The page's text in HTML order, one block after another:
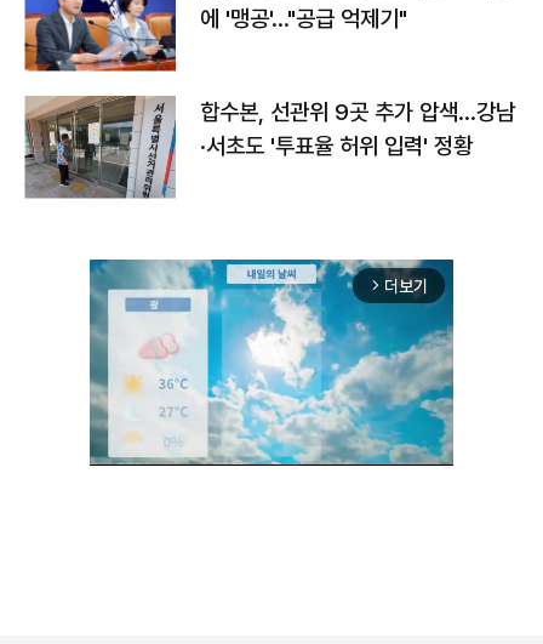
에 '맹공'…"공급 억제기"
합수본, 선관위 9곳 추가 압색…강남
·서초도 '투표율 허위 입력' 정황
arrow_forward_ios 더보기